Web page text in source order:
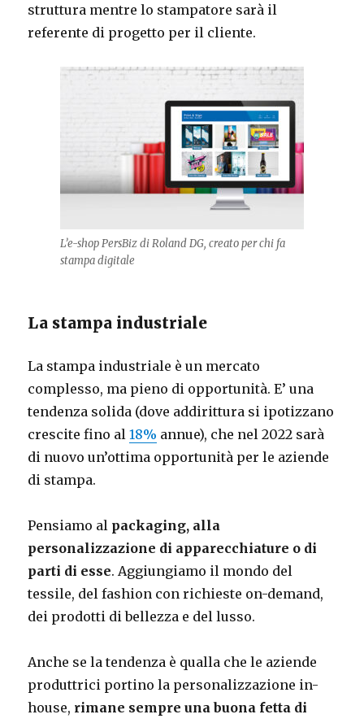
struttura mentre lo stampatore sarà il
referente di progetto per il cliente.
L’e-shop PersBiz di Roland DG, creato per chi fa
stampa digitale
La stampa industriale
La stampa industriale è un mercato
complesso, ma pieno di opportunità. E’ una
tendenza solida (dove addirittura si ipotizzano
crescite fino al18% annue), che nel 2022 sarà
di nuovo un’ottima opportunità per le aziende
di stampa.
Pensiamo al packaging, alla
personalizzazione di apparecchiature o di
parti di esse. Aggiungiamo il mondo del
tessile, del fashion con richieste on-demand,
dei prodotti di bellezza e del lusso.
Anche se la tendenza è qualla che le aziende
produttrici portino la personalizzazione in-
house, rimane sempre una buona fetta di